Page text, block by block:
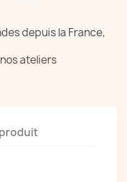
depuis la France,
ateliers